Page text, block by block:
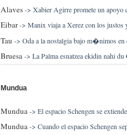
Alaves-> Xabier Agirre promete un apoyo
Eibar-> Manix viaja a Xerez con los justos
Tau -> Oda a la nostalgia bajo m�nimos en
Bruesa-> La Palma esnatzea ekidin nahi
Mundua
Mundua-> El espacio Schengen se
Mundua-> Cuando el espacio Schengen